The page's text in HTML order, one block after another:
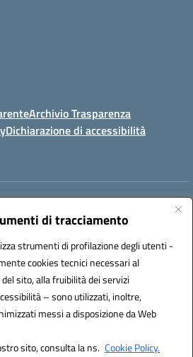
di tracciamento
strumenti di profilazione degli utenti -
cookies tecnici necessari al
sito, alla fruibilità dei servizi
– sono utilizzati, inoltre,
messi a disposizione da Web
sito, consulta la ns. Cookie Policy.
Archivio Trasparenza
Dichiarazione di accessibilità
czic869004@istruzione.it
UFKGA0
by 3D Solution S.r.l.